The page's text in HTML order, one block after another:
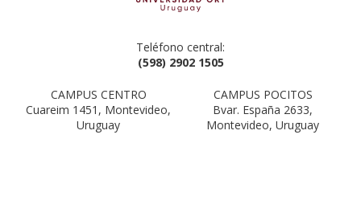
Teléfono central:
(598) 2902 1505
CAMPUS CENTRO
Cuareim 1451, Montevideo,
Uruguay
CAMPUS POCITOS
Bvar. España 2633,
Montevideo, Uruguay